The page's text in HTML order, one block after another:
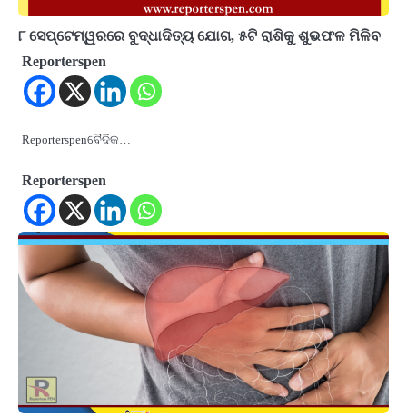
୮ ସେପ୍ଟେମ୍ୱରରେ ବୁଦ୍ଧାଦିତ୍ୟ ଯୋଗ, ୫ଟି ରାଶିକୁ ଶୁଭଫଳ ମିଳିବ
Reporterspen
Reporterspenବୈଦିକ…
Reporterspen